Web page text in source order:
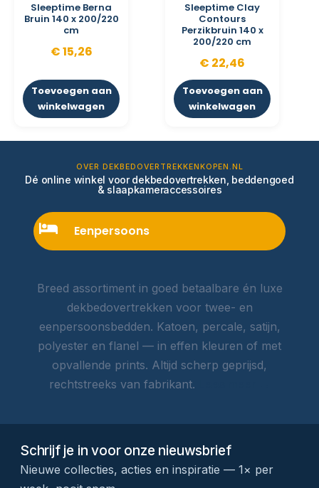
Sleeptime Berna
Bruin 140 x 200/220
cm
€15,26
Toevoegen aan
winkelwagen
Sleeptime Clay
Contours
Perzikbruin 140 x
200/220 cm
€ 22,46
Toevoegen aan
winkelwagen
OVER DEKBEDOVERTREKKENKOPEN.NL
Dé online winkel voor dekbedovertrekken, beddengoed
& slaapkameraccessoires
Eenpersoons
Breed assortiment in goed betaalbare én luxe
dekbedovertrekken voor twee- en
eenpersoonsbedden. Katoen, percale, satijn,
polyester en flanel — in effen kleuren of met
opvallende prints. Altijd scherp geprijsd,
rechtstreeks van fabrikant.
Schrijf je in voor onze nieuwsbrief
Nieuwe collecties, acties en inspiratie — 1× per